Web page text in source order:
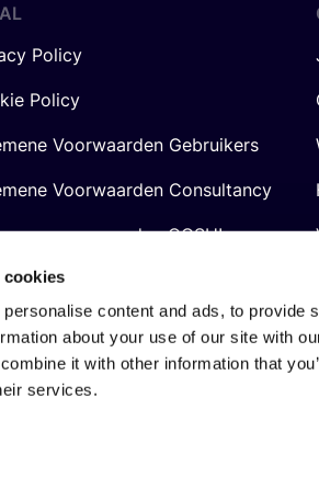
cookies
content and ads, to provide
about your use of our site with
it with other information that
services.
Policy
Policy
Voorwaarden Gebruikers
Voorwaarden Consultancy
voorwaarden COSH! voor